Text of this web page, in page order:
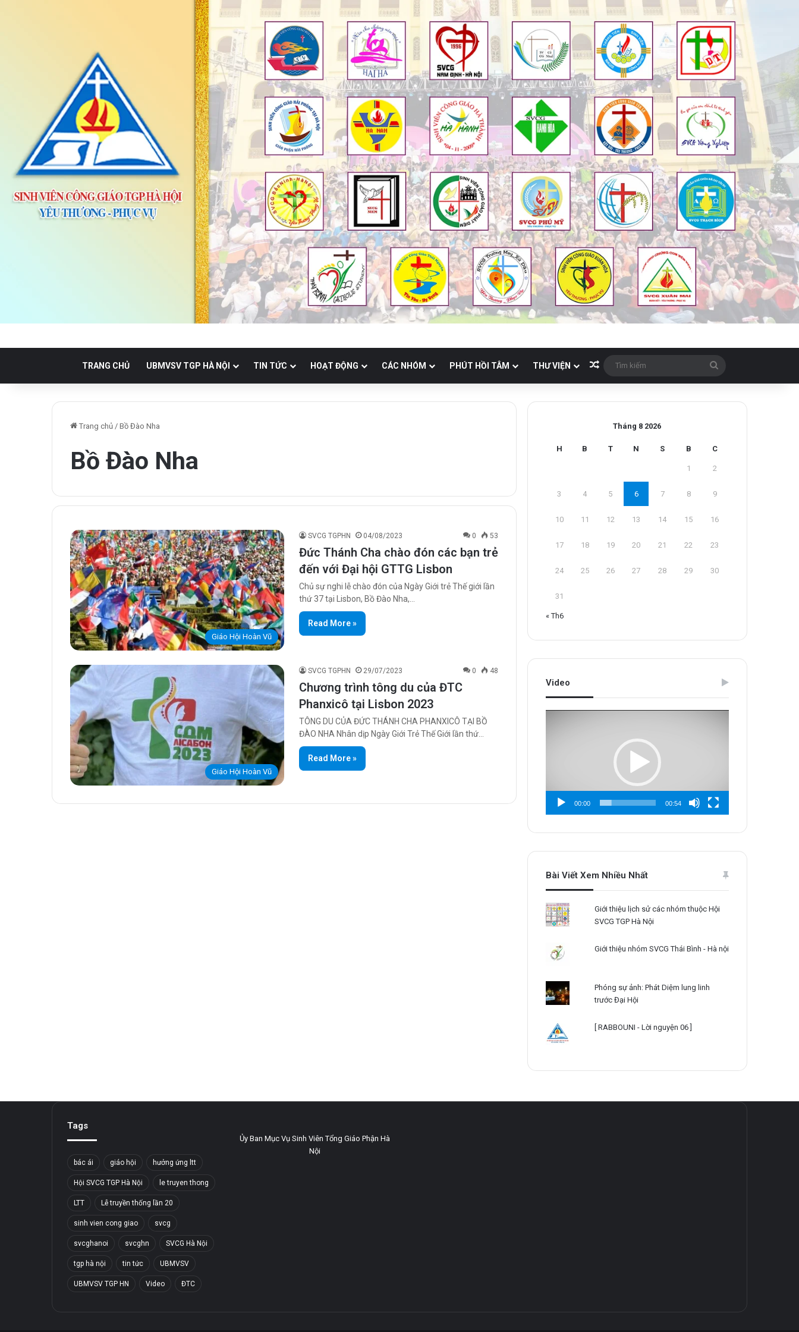
TRANG CHỦ UBMVSV TGP HÀ NỘI TIN TỨC HOẠT ĐỘNG CÁC NHÓM PHÚT HỒI TÂM THƯ VIỆN Bài viết ngẫu nhiên
Tìm
kiếm
Trang chủ / Bồ Đào Nha
Bồ Đào Nha
Giáo Hội Hoàn Vũ
SVCG TGPHN 04/08/2023 0 53
Đức Thánh Cha chào đón các bạn trẻ
đến với Đại hội GTTG Lisbon
Chủ sự nghi lễ chào đón của Ngày Giới trẻ Thế giới lần
thứ 37 tại Lisbon, Bồ Đào Nha,…
Read More »
Giáo Hội Hoàn Vũ
SVCG TGPHN 29/07/2023 0 48
Chương trình tông du của ĐTC
Phanxicô tại Lisbon 2023
TÔNG DU CỦA ĐỨC THÁNH CHA PHANXICÔ TẠI BỒ
ĐÀO NHA Nhân dịp Ngày Giới Trẻ Thế Giới lần thứ…
Read More »
Tháng 8 2026
H B T N S B C
1 2
3 4 5 6 7 8 9
10 11 12 13 14 15 16
17 18 19 20 21 22 23
24 25 26 27 28 29 30
31
« Th6
Video
00:00 00:54
Bài Viết Xem Nhiều Nhất
Giới thiệu lịch sử các nhóm thuộc Hội
SVCG TGP Hà Nội
Giới thiệu nhóm SVCG Thái Bình - Hà nội
Phóng sự ảnh: Phát Diệm lung linh
trước Đại Hội
[ RABBOUNI - Lời nguyện 06 ]
Tags
bác ái giáo hội hưởng ứng ltt
Hội SVCG TGP Hà Nội le truyen thong
LTT Lễ truyền thống lần 20
sinh vien cong giao svcg
svcghanoi svcghn SVCG Hà Nội
tgp hà nội tin tức UBMVSV
UBMVSV TGP HN Video ĐTC
Ủy Ban Mục Vụ Sinh Viên Tổng Giáo Phận Hà
Nội